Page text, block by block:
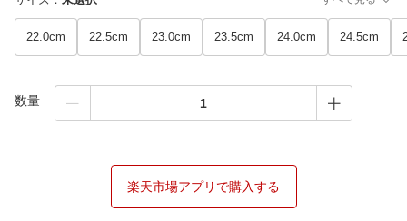
22.0cm 22.5cm 23.0cm 23.5cm 24.0cm 24.5cm
数量
楽天市場アプリで購入する